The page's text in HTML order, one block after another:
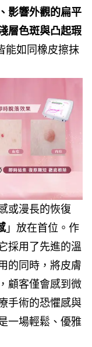
影響外觀的扁平
層色斑與凸起瑕
能如同橡皮擦抹
或漫長的恢復
」放在首位。作
採用了先進的溫
的同時，將皮膚
顧客僅會感到微
手術的恐懼感與
一場輕鬆、優雅